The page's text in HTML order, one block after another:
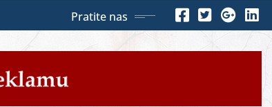
Pratite nas